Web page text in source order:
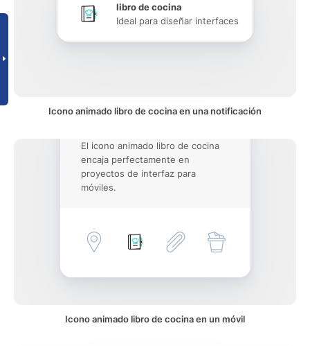
libro de cocina
Ideal para diseñar interfaces
Icono animado libro de cocina en una notificación
El icono animado libro de cocina
encaja perfectamente en
proyectos de interfaz para
móviles.
Icono animado libro de cocina en un móvil